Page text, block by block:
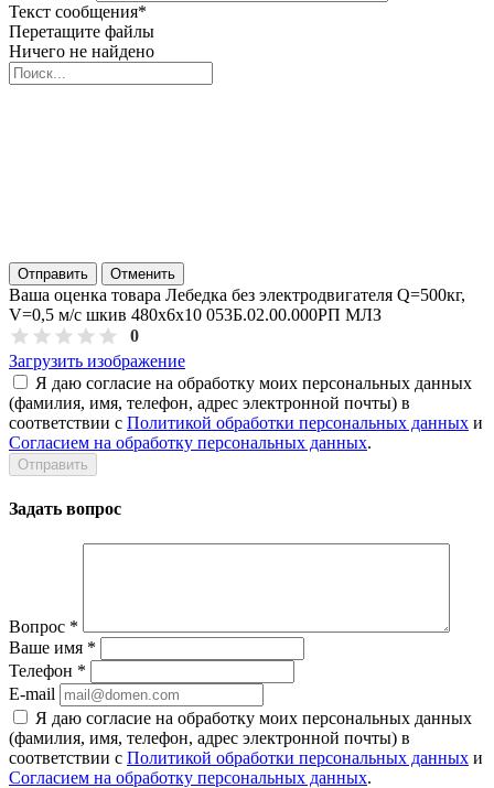
Текст сообщения*
Перетащите файлы
Ничего не найдено
Отправить Отменить
Ваша оценка товара Лебедка без электродвигателя Q=500кг,
V=0,5 м/с шкив 480х6х10 053Б.02.00.000РП МЛЗ
0
Загрузить изображение
Я даю согласие на обработку моих персональных данных
(фамилия, имя, телефон, адрес электронной почты) в
соответствии с Политикой обработки персональных данных и
Согласием на обработку персональных данных.
Задать вопрос
Вопрос *
Ваше имя *
Телефон *
E-mail
Я даю согласие на обработку моих персональных данных
(фамилия, имя, телефон, адрес электронной почты) в
соответствии с Политикой обработки персональных данных и
Согласием на обработку персональных данных.